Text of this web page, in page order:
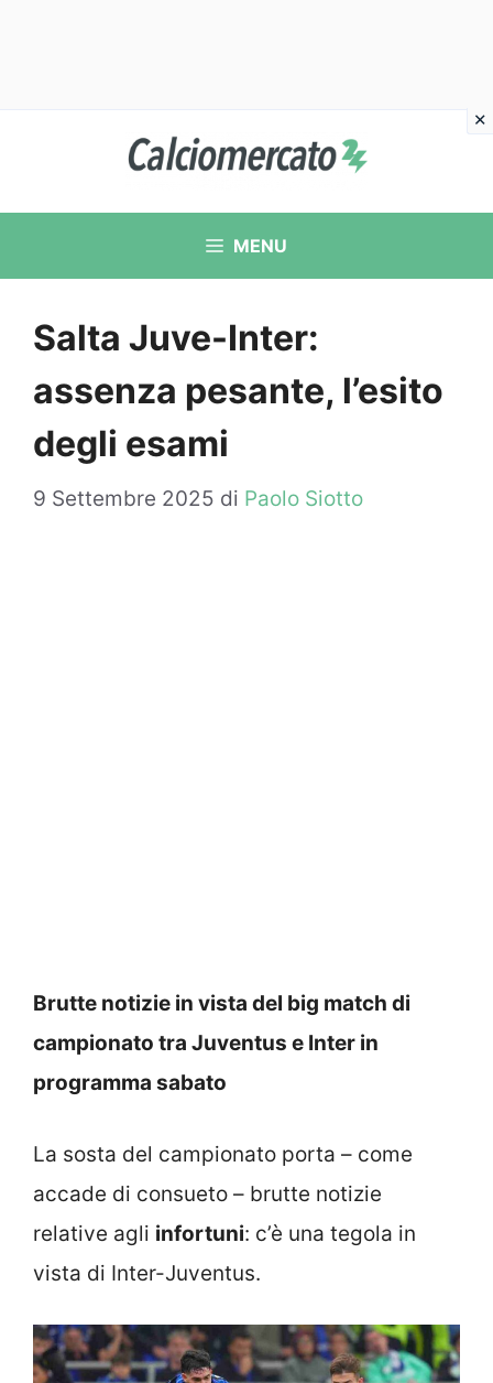
contenuto
MENU
Salta Juve-Inter:
assenza pesante, l’esito
degli esami
9 Settembre 2025 di Paolo Siotto
Brutte notizie in vista del big match di
campionato tra Juventus e Inter in
programma sabato
La sosta del campionato porta – come
accade di consueto – brutte notizie
relative agli infortuni: c’è una tegola in
vista di Inter-Juventus.